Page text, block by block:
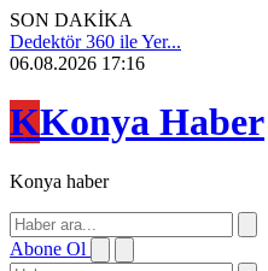
SON DAKİKA
Dedektör 360 ile Yer...
06.08.2026 17:16
KKonya Haber
Konya haber
Abone Ol